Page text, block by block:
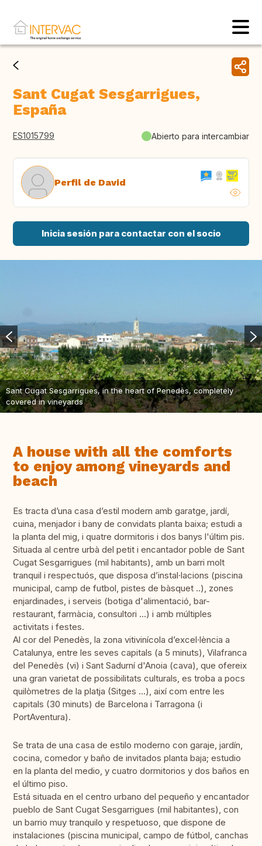
Sant Cugat Sesgarrigues,
España
ES1015799 Abierto para intercambiar
Perfil de David
Inicia sesión para contactar con el socio
Sant Cugat Sesgarrigues, in the heart of Penedès, completely
covered in vineyards
A house with all the comforts
to enjoy among vineyards and
beach
Es tracta d’una casa d’estil modern amb garatge, jardí,
cuina, menjador i bany de convidats planta baixa; estudi a
la planta del mig, i quatre dormitoris i dos banys l'últim pis.
Situada al centre urbà del petit i encantador poble de Sant
Cugat Sesgarrigues (mil habitants), amb un barri molt
tranquil i respectuós, que disposa d’instal·lacions (piscina
municipal, camp de futbol, ​​pistes de bàsquet ..), zones
enjardinades, i serveis (botiga d'alimentació, bar-
restaurant, farmàcia, consultori ...) i amb múltiples
activitats i festes.
Al cor del Penedès, la zona vitivinícola d’excel·lència a
Catalunya, entre les seves capitals (a 5 minuts), Vilafranca
del Penedès (vi) i Sant Sadurní d'Anoia (cava), que ofereix
una gran varietat de possibilitats culturals, es troba a pocs
quilòmetres de la platja (Sitges ...), així com entre les
capitals (30 minuts) de Barcelona i Tarragona (i
PortAventura).
Se trata de una casa de estilo moderno con garaje, jardín,
cocina, comedor y baño de invitados planta baja; estudio
en la planta del medio, y cuatro dormitorios y dos baños en
el último piso.
Está situada en el centro urbano del pequeño y encantador
pueblo de Sant Cugat Sesgarrigues (mil habitantes), con
un barrio muy tranquilo y respetuoso, que dispone de
instalaciones (piscina municipal, campo de fútbol, ​​canchas